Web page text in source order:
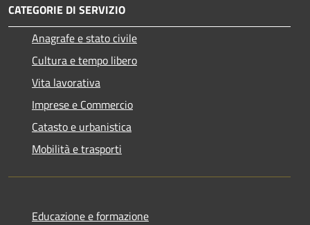
CATEGORIE DI SERVIZIO
Anagrafe e stato civile
Cultura e tempo libero
Vita lavorativa
Imprese e Commercio
Catasto e urbanistica
Mobilità e trasporti
Educazione e formazione